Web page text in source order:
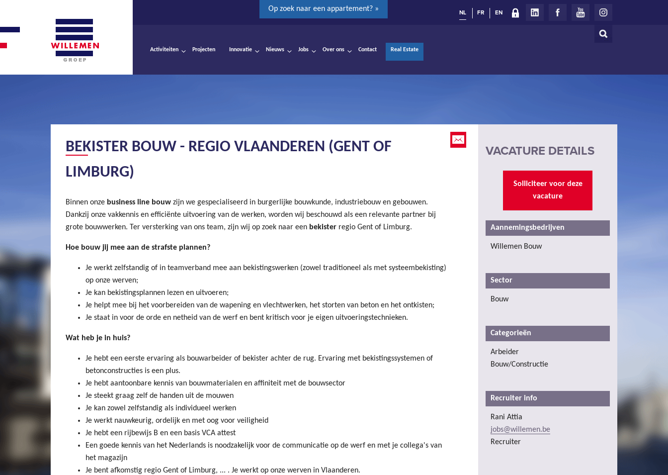
Op zoek naar een appartement? »
Zoeken
NL FR EN
Activiteiten Projecten Innovatie Nieuws Jobs Over ons Contact Real Estate
BEKISTER BOUW - REGIO VLAANDEREN (GENT OF
LIMBURG)
Binnen onze business line bouw zijn we gespecialiseerd in burgerlijke bouwkunde, industriebouw en gebouwen.
Dankzij onze vakkennis en efficiënte uitvoering van de werken, worden wij beschouwd als een relevante partner bij
grote bouwwerken. Ter versterking van ons team, zijn wij op zoek naar een bekister regio Gent of Limburg.
Hoe bouw jij mee aan de strafste plannen?
Je werkt zelfstandig of in teamverband mee aan bekistingswerken (zowel traditioneel als met systeembekisting)
op onze werven;
Je kan bekistingsplannen lezen en uitvoeren;
Je helpt mee bij het voorbereiden van de wapening en vlechtwerken, het storten van beton en het ontkisten;
Je staat in voor de orde en netheid van de werf en bent kritisch voor je eigen uitvoeringstechnieken.
Wat heb je in huis?
Je hebt een eerste ervaring als bouwarbeider of bekister achter de rug. Ervaring met bekistingssystemen of
betonconstructies is een plus.
Je hebt aantoonbare kennis van bouwmaterialen en affiniteit met de bouwsector
Je steekt graag zelf de handen uit de mouwen
Je kan zowel zelfstandig als individueel werken
Je werkt nauwkeurig, ordelijk en met oog voor veiligheid
Je hebt een rijbewijs B en een basis VCA attest
Een goede kennis van het Nederlands is noodzakelijk voor de communicatie op de werf en met je collega's van
het magazijn
Je bent afkomstig regio Gent of Limburg, ... . Je werkt op onze werven in Vlaanderen.
VACATURE DETAILS
Solliciteer voor deze
vacature
Aannemingsbedrijven
Willemen Bouw
Sector
Bouw
Categorieën
Arbeider
Bouw/Constructie
Recruiter info
Rani Attia
jobs@willemen.be
Recruiter